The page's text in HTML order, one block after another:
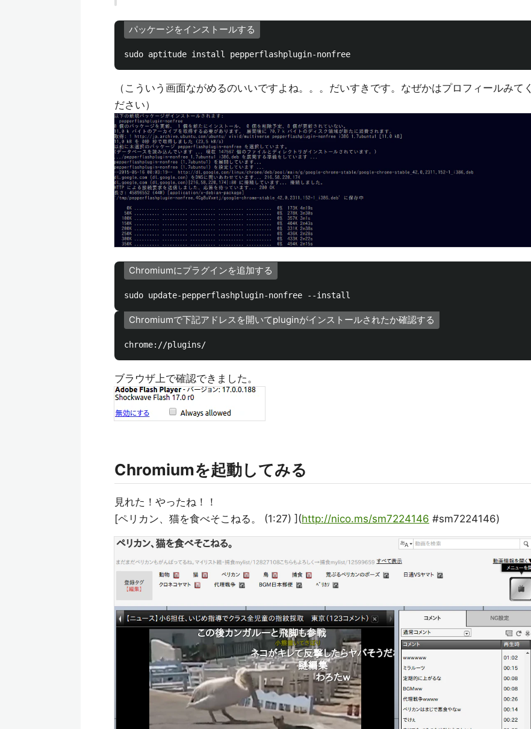
パッケージをインストールする
（こういう画面ながめるのいいですよね。。。だいすきです。なぜかはプロフィールみてく
ださい）
Chromiumにプラグインを追加する
Chromiumで下記アドレスを開いてpluginがインストールされたか確認する
ブラウザ上で確認できました。
Chromiumを起動してみる
見れた！やったね！！
[ペリカン、猫を食べそこねる。 (1:27) ](http://nico.ms/sm7224146 #sm7224146)